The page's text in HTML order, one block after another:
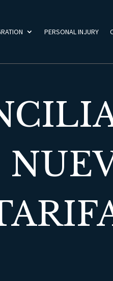
PERSONAL INJURY